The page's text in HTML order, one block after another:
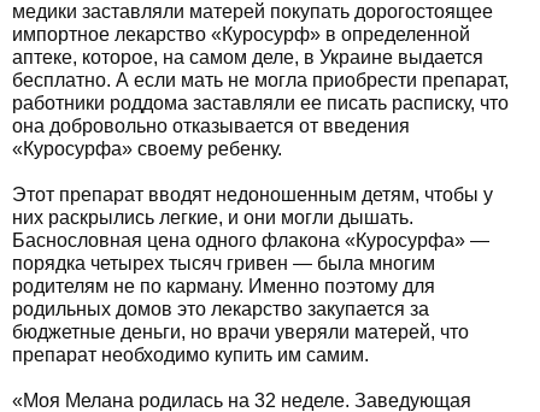
медики заставляли матерей покупать дорогостоящее
импортное лекарство «Куросурф» в определенной
аптеке, которое, на самом деле, в Украине выдается
бесплатно. А если мать не могла приобрести препарат,
работники роддома заставляли ее писать расписку, что
она добровольно отказывается от введения
«Куросурфа» своему ребенку.
Этот препарат вводят недоношенным детям, чтобы у
них раскрылись легкие, и они могли дышать.
Баснословная цена одного флакона «Куросурфа» —
порядка четырех тысяч гривен — была многим
родителям не по карману. Именно поэтому для
родильных домов это лекарство закупается за
бюджетные деньги, но врачи уверяли матерей, что
препарат необходимо купить им самим.
«Моя Мелана родилась на 32 неделе. Заведующая